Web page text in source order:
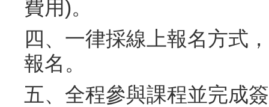
費用)。
四、一律採線上報名方式
報名。
五、全程參與課程並完成